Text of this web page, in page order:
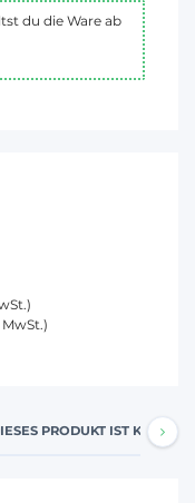
du die Ware ab
PRODUKT IST